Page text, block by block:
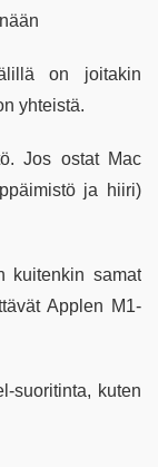
on joitakin
yhteistä.
Jos ostat Mac
ja hiiri)
kuitenkin samat
Applen M1-
suoritinta, kuten